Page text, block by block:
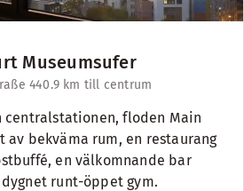
Museumsufer
440.9 km till centrum
centralstationen, floden Main
av bekväma rum, en restaurang
en välkomnande bar
runt-öppet gym.